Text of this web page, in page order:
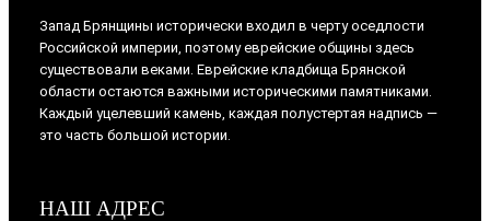
Запад Брянщины исторически входил в черту оседлости
Российской империи, поэтому еврейские общины здесь
существовали веками. Еврейские кладбища Брянской
области остаются важными историческими памятниками.
Каждый уцелевший камень, каждая полустертая надпись —
это часть большой истории.
НАШ АДРЕС